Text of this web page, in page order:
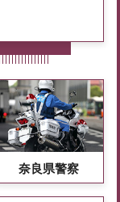
奈良県警察